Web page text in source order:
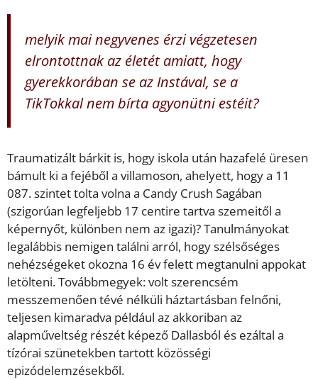
melyik mai negyvenes érzi végzetesen
elrontottnak az életét amiatt, hogy
gyerekkorában se az Instával, se a
TikTokkal nem bírta agyonütni estéit?
Traumatizált bárkit is, hogy iskola után hazafelé üresen
bámult ki a fejéből a villamoson, ahelyett, hogy a 11
087. szintet tolta volna a Candy Crush Sagában
(szigorúan legfeljebb 17 centire tartva szemeitől a
képernyőt, különben nem az igazi)? Tanulmányokat
legalábbis nemigen találni arról, hogy szélsőséges
nehézségeket okozna 16 év felett megtanulni appokat
letölteni. Továbbmegyek: volt szerencsém
messzemenően tévé nélküli háztartásban felnőni,
teljesen kimaradva például az akkoriban az
alapműveltség részét képező Dallasból és ezáltal a
tízórai szünetekben tartott közösségi
epizódelemzésekből.